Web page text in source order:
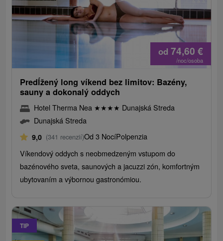
od 74,60 €
/noc/osoba
Predĺžený long víkend bez limitov: Bazény,
sauny a dokonalý oddych
Hotel Therma Nea ★★★★ Dunajská Streda
Dunajská Streda
9,0 (341 recenzií)Od 3 NocíPolpenzia
Víkendový oddych s neobmedzeným vstupom do
bazénového sveta, saunových a jacuzzi zón, komfortným
ubytovaním a výbornou gastronómiou.
TIP